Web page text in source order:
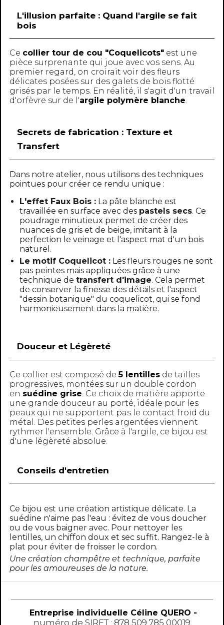
L'illusion parfaite : Quand l'argile se fait
bois
Ce collier tour de cou "Coquelicots" est une
pièce surprenante qui joue avec vos sens. Au
premier regard, on croirait voir des fleurs
délicates posées sur des galets de bois flotté
grisés par le temps. En réalité, il s'agit d'un travail
d'orfèvre sur de l'argile polymère blanche.
Secrets de fabrication : Texture et
Transfert
Dans notre atelier, nous utilisons des techniques
pointues pour créer ce rendu unique :
L'effet Faux Bois : La pâte blanche est
travaillée en surface avec des pastels secs. Ce
poudrage minutieux permet de créer des
nuances de gris et de beige, imitant à la
perfection le veinage et l'aspect mat d'un bois
naturel.
Le motif Coquelicot : Les fleurs rouges ne sont
pas peintes mais appliquées grâce à une
technique de transfert d'image. Cela permet
de conserver la finesse des détails et l'aspect
"dessin botanique" du coquelicot, qui se fond
harmonieusement dans la matière.
Douceur et Légèreté
Ce collier est composé de5 lentilles de tailles
progressives, montées sur un double cordon
en suédine grise. Ce choix de matière apporte
une grande douceur au porté, idéale pour les
peaux qui ne supportent pas le contact froid du
métal. Des petites perles argentées viennent
rythmer l'ensemble. Grâce à l'argile, ce bijou est
d'une légèreté absolue.
Conseils d'entretien
Ce bijou est une création artistique délicate. La
suédine n'aime pas l'eau : évitez de vous doucher
ou de vous baigner avec. Pour nettoyer les
lentilles, un chiffon doux et sec suffit. Rangez-le à
plat pour éviter de froisser le cordon.
Une création champêtre et technique, parfaite
pour les amoureuses de la nature.
Entreprise individuelle Céline QUERO -
numéro de SIRET : 878 509 785 00019